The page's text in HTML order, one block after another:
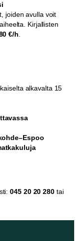
joiden avulla voit
Kirjallisten
€/h
alkavalta 15
045 20 20 280tai